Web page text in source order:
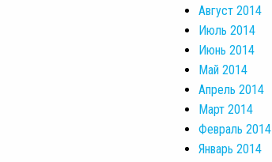
Август 2014
Июль 2014
Июнь 2014
Май 2014
Апрель 2014
Март 2014
Февраль 2014
Январь 2014